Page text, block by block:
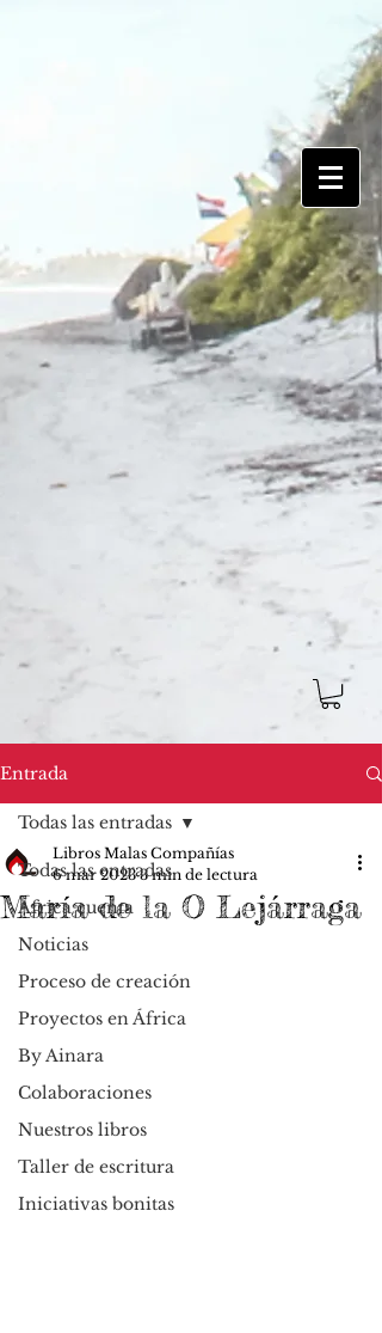
Entrada
Todas las entradas
África cuenta
Noticias
Proceso de creación
Proyectos en África
By Ainara
Colaboraciones
Nuestros libros
Taller de escritura
Iniciativas bonitas
Todas las entradas
María de la O Lejárraga
Libros Malas Compañías
6 mar 2023 3 min de lectura